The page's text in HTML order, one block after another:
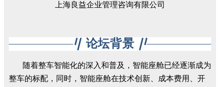
上海良益企业管理咨询有限公司
论坛背景
随着整车智能化的深入和普及，智能座舱已经逐渐成为
整车的标配，同时，智能座舱在技术创新、成本费用、开